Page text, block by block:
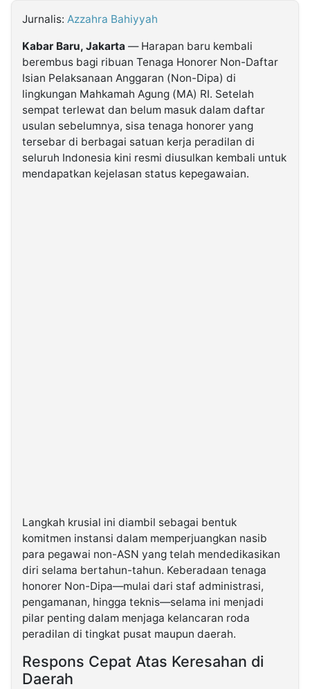
Kabarbaru.co
2026
Kabarbaru
Media
Holding
Jurnalis: Azzahra Bahiyyah
Kabar Baru, Jakarta — Harapan baru kembali
berembus bagi ribuan Tenaga Honorer Non-Daftar
Isian Pelaksanaan Anggaran (Non-Dipa) di
lingkungan Mahkamah Agung (MA) RI. Setelah
sempat terlewat dan belum masuk dalam daftar
usulan sebelumnya, sisa tenaga honorer yang
tersebar di berbagai satuan kerja peradilan di
seluruh Indonesia kini resmi diusulkan kembali untuk
mendapatkan kejelasan status kepegawaian.
Langkah krusial ini diambil sebagai bentuk
komitmen instansi dalam memperjuangkan nasib
para pegawai non-ASN yang telah mendedikasikan
diri selama bertahun-tahun. Keberadaan tenaga
honorer Non-Dipa—mulai dari staf administrasi,
pengamanan, hingga teknis—selama ini menjadi
pilar penting dalam menjaga kelancaran roda
peradilan di tingkat pusat maupun daerah.
Respons Cepat Atas Keresahan di
Daerah